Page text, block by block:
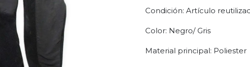
Condición: Artículo
Color: Negro/ Gris
Material principal: Poliester